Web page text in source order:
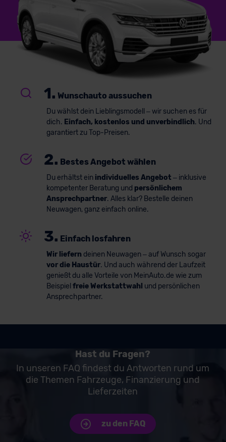
1. Wunschauto aussuchen
Du wählst dein Lieblingsmodell – wir suchen es für
dich. Einfach, kostenlos und unverbindlich. Und
garantiert zu Top-Preisen.
2. Bestes Angebot wählen
Du erhältst ein individuelles Angebot – inklusive
kompetenter Beratung und persönlichem
Ansprechpartner. Alles klar? Bestelle deinen
Neuwagen, ganz einfach online.
3. Einfach losfahren
Wir liefern deinen Neuwagen – auf Wunsch sogar
vor die Haustür. Und auch während der Laufzeit
genießt du alle Vorteile von MeinAuto.de wie zum
Beispiel freie Werkstattwahl und persönlichen
Ansprechpartner.
Hast du Fragen?
In unseren FAQ findest du Antworten rund um
die Themen Fahrzeuge, Finanzierung und
Lieferzeiten
zu den FAQ